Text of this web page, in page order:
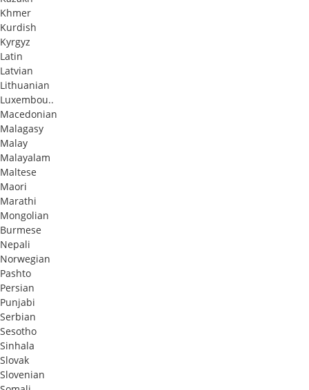
Khmer
Kurdish
Kyrgyz
Latin
Latvian
Lithuanian
Luxembou..
Macedonian
Malagasy
Malay
Malayalam
Maltese
Maori
Marathi
Mongolian
Burmese
Nepali
Norwegian
Pashto
Persian
Punjabi
Serbian
Sesotho
Sinhala
Slovak
Slovenian